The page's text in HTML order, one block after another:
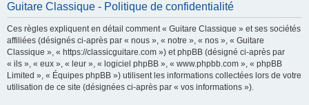
Guitare Classique - Politique de confidentialité
Ces règles expliquent en détail comment « Guitare Classique » et ses sociétés
affiliées (désignés ci-après par « nous », « notre », « nos », « Guitare
Classique », « https://classicguitare.com ») et phpBB (désigné ci-après par
« ils », « eux », « leur », « logiciel phpBB », « www.phpbb.com », « phpBB
Limited », « Équipes phpBB ») utilisent les informations collectées lors de votre
utilisation de ce site (désignées ci-après par « vos informations »).